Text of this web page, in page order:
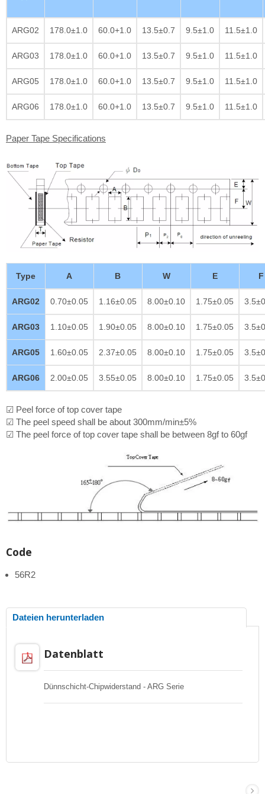
ARG02 178.0±1.0 60.0+1.0 13.5±0.7 9.5±1.0 11.5±1.0
ARG03 178.0±1.0 60.0+1.0 13.5±0.7 9.5±1.0 11.5±1.0
ARG05 178.0±1.0 60.0+1.0 13.5±0.7 9.5±1.0 11.5±1.0
ARG06 178.0±1.0 60.0+1.0 13.5±0.7 9.5±1.0 11.5±1.0
Paper Tape Specifications
Type A B W E F
ARG02 0.70±0.05 1.16±0.05 8.00±0.10 1.75±0.05
ARG03 1.10±0.05 1.90±0.05 8.00±0.10 1.75±0.05
ARG05 1.60±0.05 2.37±0.05 8.00±0.10 1.75±0.05
ARG06 2.00±0.05 3.55±0.05 8.00±0.10 1.75±0.05
☑ Peel force of top cover tape
☑ The peel speed shall be about 300mm/min±5%
☑ The peel force of top cover tape shall be between 8gf to 60gf
Code
56R2
Dateien herunterladen
Datenblatt
Dünnschicht-Chipwiderstand - ARG Serie